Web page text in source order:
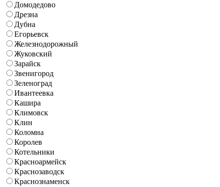
Домодедово
Дрезна
Дубна
Егорьевск
Железнодорожный
Жуковский
Зарайск
Звенигород
Зеленоград
Ивантеевка
Кашира
Климовск
Клин
Коломна
Королев
Котельники
Красноармейск
Краснозаводск
Краснознаменск